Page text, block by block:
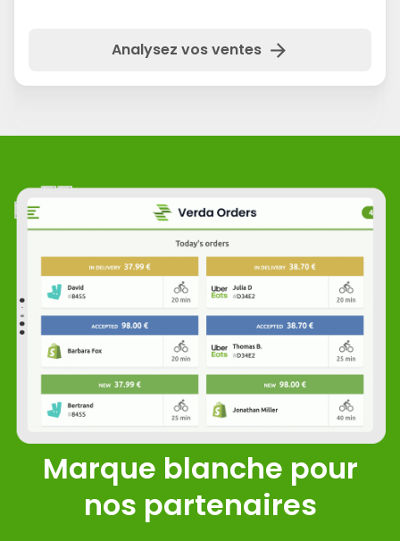
Analysez vos ventes arrow_forward
Marque blanche pour
nos partenaires